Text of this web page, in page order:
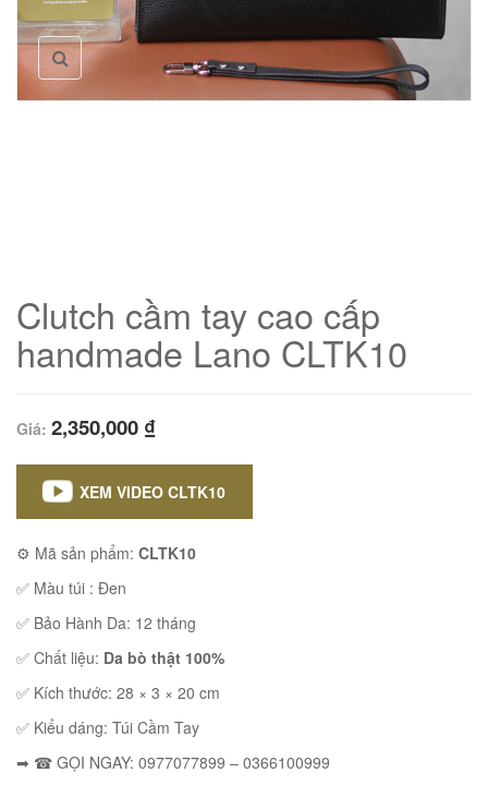
Clutch cầm tay cao cấp
handmade Lano CLTK10
Giá: 2,350,000 ₫
XEM VIDEO CLTK10
⚙ Mã sản phẩm: CLTK10
✅ Màu túi : Đen
✅ Bảo Hành Da: 12 tháng
✅ Chất liệu: Da bò thật 100%
✅ Kích thước: 28 × 3 × 20 cm
✅ Kiểu dáng: Túi Cầm Tay
➡ ☎ GỌI NGAY: 0977077899 – 0366100999